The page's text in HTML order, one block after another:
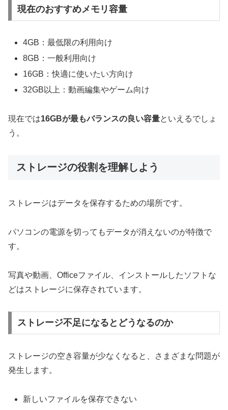
現在のおすすめメモリ容量
4GB：最低限の利用向け
8GB：一般利用向け
16GB：快適に使いたい方向け
32GB以上：動画編集やゲーム向け
現在では16GBが最もバランスの良い容量といえるでしょ
う。
ストレージの役割を理解しよう
ストレージはデータを保存するための場所です。
パソコンの電源を切ってもデータが消えないのが特徴で
す。
写真や動画、Officeファイル、インストールしたソフトな
どはストレージに保存されています。
ストレージ不足になるとどうなるのか
ストレージの空き容量が少なくなると、さまざまな問題が
発生します。
新しいファイルを保存できない